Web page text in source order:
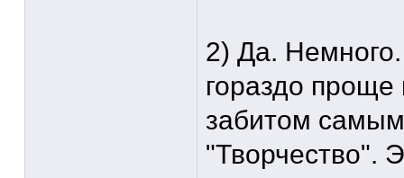
2) Да.
гораздо проще
забитом
"Творчество".